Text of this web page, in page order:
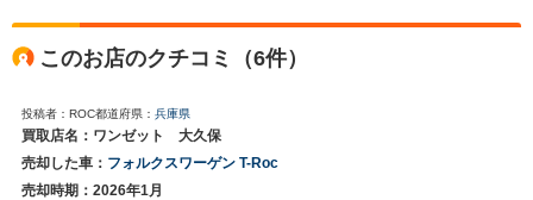
このお店のクチコミ（6件）
投稿者：ROC都道府県： 兵庫県
買取店名：ワンゼット 大久保
売却した車： フォルクスワーゲン T-Roc
売却時期：2026年1月